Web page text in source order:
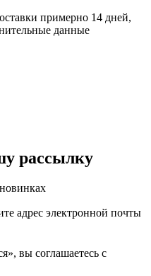
примерно 14 дней,
данные
рассылку
адрес электронной почты
вы соглашаетесь с